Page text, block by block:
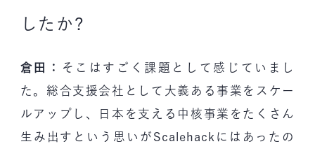
したか?
倉田：
そこはすごく課題として感じていまし
た。総合支援会社として大義ある事業をスケー
ルアップし、日本を支える中核事業をたくさん
生み出すという思いがScalehackにはあったの